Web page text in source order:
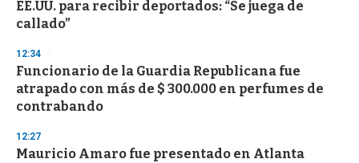
f
3
s
e
c
o
n
EE.UU. para recibir deportados: “Se juega de
callado”
12:34
Funcionario de la Guardia Republicana fue
atrapado con más de $ 300.000 en perfumes de
contrabando
12:27
Mauricio Amaro fue presentado en Atlanta